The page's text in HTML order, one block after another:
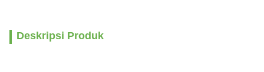
Deskripsi Produk